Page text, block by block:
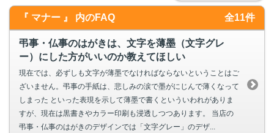
『 マナー 』 内のFAQ 全11件
弔事・仏事のはがきは、文字を薄墨（文字グレ
ー）にした方がいいのか教えてほしい
現在では、必ずしも文字が薄墨でなければならないということはご
ざいません。弔事の手紙は、悲しみの涙で墨がにじんで薄くなって
しまった といった表現を示して薄墨で書くといういわれがありま
すが、現在は黒書きやカラー印刷も浸透しつつあります。 当店の
弔事・仏事のはがきのデザインでは「文字グレー」のデザ...